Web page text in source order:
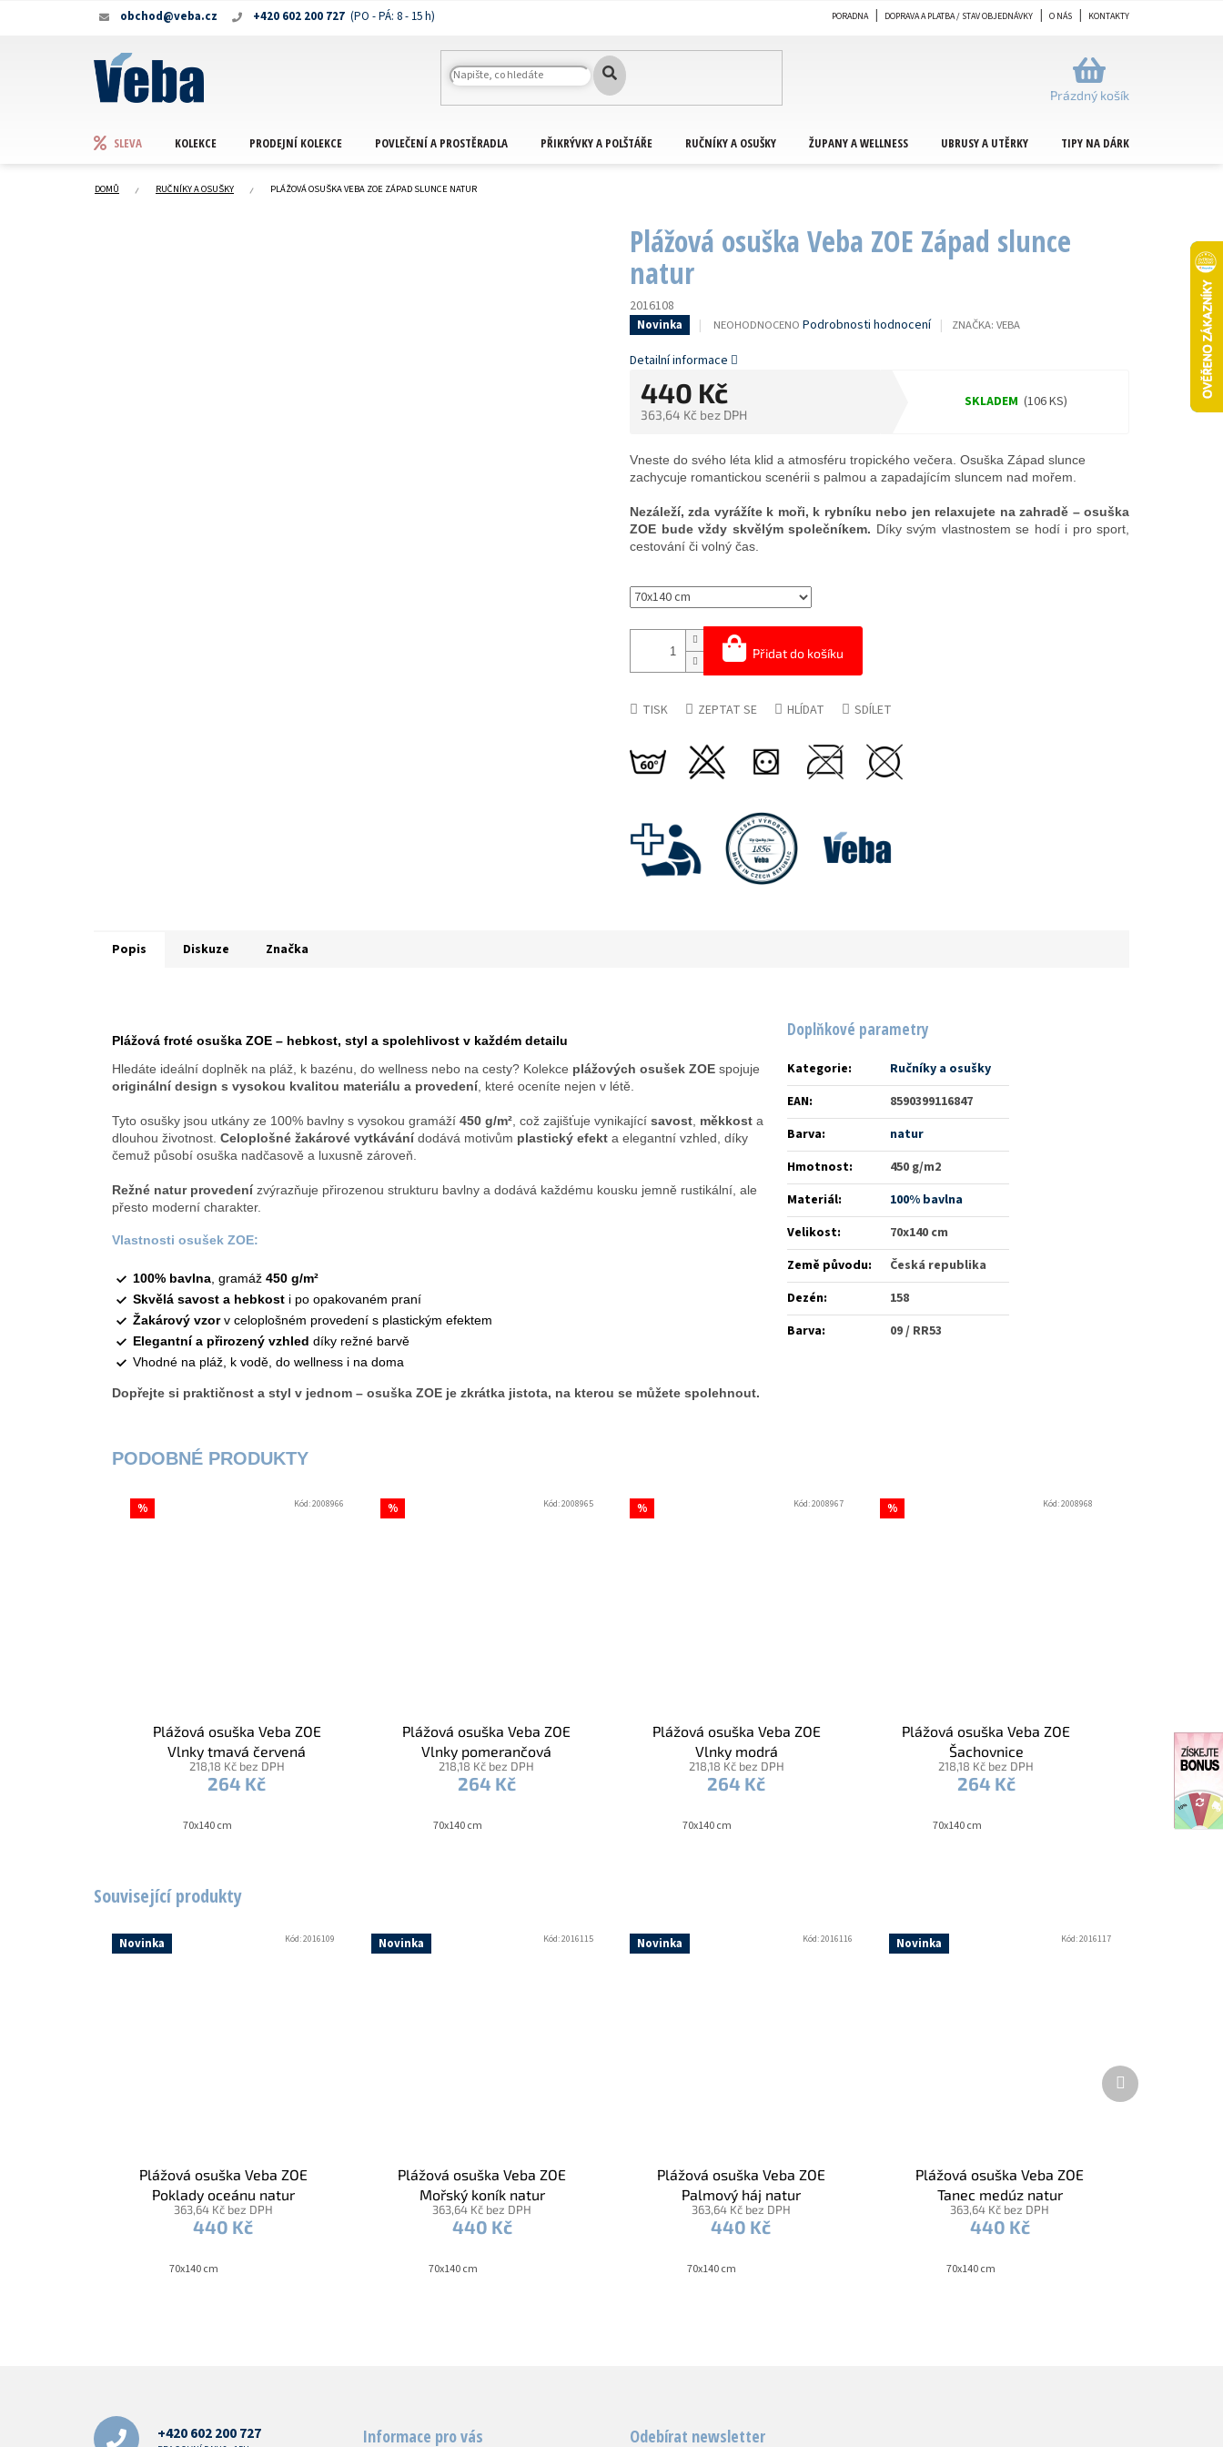
+420 602 200 727
obchod@veba.cz PORADNA DOPRAVA A PLATBA / STAV OBJEDNÁVKY O NÁS KONTAKTY
NÁKUPNÍ
KOŠÍK
Prázdný košík
SLEVA KOLEKCE PRODEJNÍ KOLEKCE POVLEČENÍ A PROSTĚRADLA PŘIKRÝVKY A POLŠTÁŘE RUČNÍKY A OSUŠKY ŽUPANY A WELLNESS UBRUSY A UTĚRKY TIPY NA DÁRKY
DOMŮ RUČNÍKY A OSUŠKY PLÁŽOVÁ OSUŠKA VEBA ZOE ZÁPAD SLUNCE NATUR
Plážová osuška Veba ZOE Západ slunce
natur
2016108
Novinka
PRŮMĚRNÉ
PRODUKTU
JE
0,0
Z
5
NEOHODNOCENO Podrobnosti hodnocení ZNAČKA: VEBA
440 Kč
363,64 Kč bez DPH
SKLADEM (106 KS)
Přidat do košíku
Vneste do svého léta klid a atmosféru tropického večera. Osuška Západ slunce
zachycuje romantickou scenérii s palmou a zapadajícím sluncem nad mořem.
Nezáleží, zda vyrážíte k moři, k rybníku nebo jen relaxujete na zahradě – osuška
ZOE bude vždy skvělým společníkem. Díky svým vlastnostem se hodí i pro sport,
cestování či volný čas.
Detailní informace
TISK ZEPTAT SE HLÍDAT SDÍLET
Související produkty
Novinka
Plážová osuška Veba ZOE
Poklady oceánu natur
363,64 Kč bez DPH
440 Kč
70x140 cm
Kód:2016109 Novinka
Plážová osuška Veba ZOE
Mořský koník natur
363,64 Kč bez DPH
440 Kč
70x140 cm
Kód:2016115 Novinka
Plážová osuška Veba ZOE
Palmový háj natur
363,64 Kč bez DPH
440 Kč
70x140 cm
Kód:2016116 Novinka
Plážová osuška Veba ZOE
Tanec medúz natur
363,64 Kč bez DPH
440 Kč
70x140 cm
Kód:2016117
Další
produkt
Popis Diskuze Značka
Plážová froté osuška ZOE – hebkost, styl a spolehlivost v každém detailu
Hledáte ideální doplněk na pláž, k bazénu, do wellness nebo na cesty? Kolekce plážových osušek ZOE spojuje
originální design s vysokou kvalitou materiálu a provedení, které oceníte nejen v létě.
Tyto osušky jsou utkány ze 100% bavlny s vysokou gramáží 450 g/m², což zajišťuje vynikající savost, měkkost a
dlouhou životnost. Celoplošné žakárové vytkávánídodává motivům plastický efekt a elegantní vzhled, díky
čemuž působí osuška nadčasově a luxusně zároveň.
Režné natur provedenízvýrazňuje přirozenou strukturu bavlny a dodává každému kousku jemně rustikální, ale
přesto moderní charakter.
Vlastnosti osušek ZOE:
100% bavlna, gramáž 450 g/m²
Skvělá savost a hebkost i po opakovaném praní
Žakárový vzorv celoplošném provedení s plastickým efektem
Elegantní a přirozený vzhled díky režné barvě
Vhodné na pláž, k vodě, do wellness i na doma
Dopřejte si praktičnost a styl v jednom – osuška ZOE je zkrátka jistota, na kterou se můžete spolehnout.
Doplňkové parametry
Kategorie:
Ručníky a osušky
EAN:
8590399116847
Barva:
natur
Hmotnost:
450 g/m2
Materiál:
100% bavlna
Velikost:
70x140 cm
Země původu:
Česká republika
Dezén:
158
Barva: 09 / RR53
%
Plážová osuška Veba ZOE
Vlnky tmavá červená
218,18 Kč bez DPH
264 Kč
70x140 cm
Kód:2008966 %
Plážová osuška Veba ZOE
Vlnky pomerančová
218,18 Kč bez DPH
264 Kč
70x140 cm
Kód:2008965 %
Plážová osuška Veba ZOE
Vlnky modrá
218,18 Kč bez DPH
264 Kč
70x140 cm
Kód:2008967 %
Plážová osuška Veba ZOE
Šachovnice
218,18 Kč bez DPH
264 Kč
70x140 cm
Kód:2008968
+420 602 200 727 Informace pro vás Odebírat newsletter